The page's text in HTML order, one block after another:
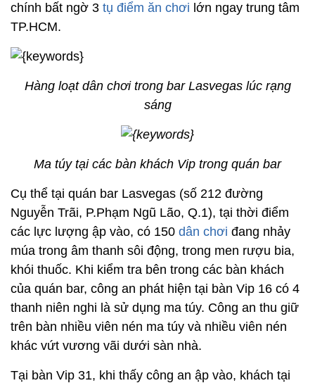
chính bất ngờ 3 tụ điểm ăn chơi lớn ngay trung tâm
TP.HCM.
Hàng loạt dân chơi trong bar Lasvegas lúc rạng
sáng
Ma túy tại các bàn khách Vip trong quán bar
Cụ thể tại quán bar Lasvegas (số 212 đường
Nguyễn Trãi, P.Phạm Ngũ Lão, Q.1), tại thời điểm
các lực lượng ập vào, có 150 dân chơi đang nhảy
múa trong âm thanh sôi động, trong men rượu bia,
khói thuốc. Khi kiểm tra bên trong các bàn khách
của quán bar, công an phát hiện tại bàn Vip 16 có 4
thanh niên nghi là sử dụng ma túy. Công an thu giữ
trên bàn nhiều viên nén ma túy và nhiều viên nén
khác vứt vương vãi dưới sàn nhà.
Tại bàn Vip 31, khi thấy công an ập vào, khách tại